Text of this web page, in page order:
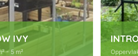
IVY
- 5 m²